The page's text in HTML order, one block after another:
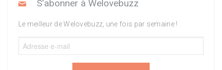
S'abonner à Welovebuzz
Le meilleur de Welovebuzz, une fois par semaine !